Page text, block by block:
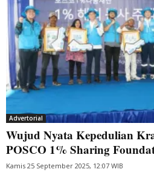
Advertorial
Wujud Nyata Kepedulian
POSCO 1% Sharing
Kamis 25 September 2025, 12:07 WIB